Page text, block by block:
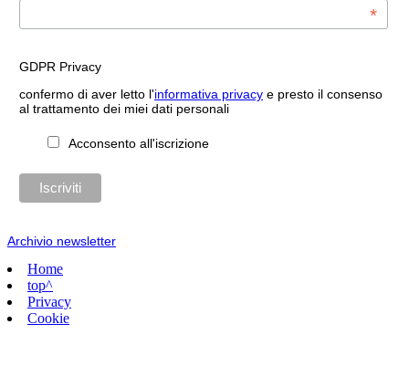
*
GDPR Privacy
confermo di aver letto l'informativa privacye presto il consenso
al trattamento dei miei dati personali
Acconsento all'iscrizione
Archivio newsletter
Home
top^
Privacy
Cookie